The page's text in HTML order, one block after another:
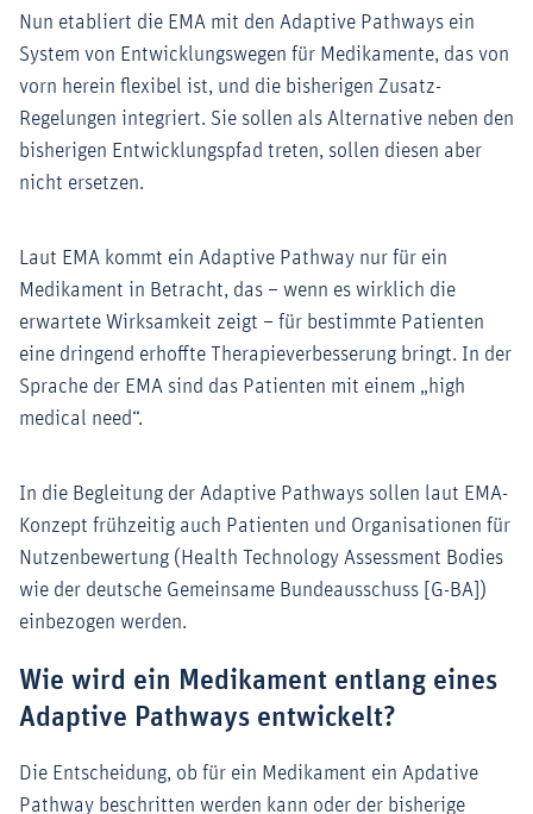
Nun etabliert die EMA mit den Adaptive Pathways ein
System von Entwicklungswegen für Medikamente, das von
vorn herein flexibel ist, und die bisherigen Zusatz-
Regelungen integriert. Sie sollen als Alternative neben den
bisherigen Entwicklungspfad treten, sollen diesen aber
nicht ersetzen.
Laut EMA kommt ein Adaptive Pathway nur für ein
Medikament in Betracht, das – wenn es wirklich die
erwartete Wirksamkeit zeigt – für bestimmte Patienten
eine dringend erhoffte Therapieverbesserung bringt. In der
Sprache der EMA sind das Patienten mit einem „high
medical need“.
In die Begleitung der Adaptive Pathways sollen laut EMA-
Konzept frühzeitig auch Patienten und Organisationen für
Nutzenbewertung (Health Technology Assessment Bodies
wie der deutsche Gemeinsame Bundeausschuss [G-BA])
einbezogen werden.
Wie wird ein Medikament entlang eines
Adaptive Pathways entwickelt?
Die Entscheidung, ob für ein Medikament ein Apdative
Pathway beschritten werden kann oder der bisherige